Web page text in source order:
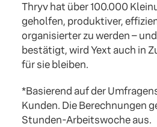
Thryv hat über 100.000
geholfen, produktiver,
organisierter zu werden –
bestätigt, wird Yext auch in
für sie bleiben.
*Basierend auf der
Kunden. Die Berechnungen
Stunden-Arbeitswoche aus.